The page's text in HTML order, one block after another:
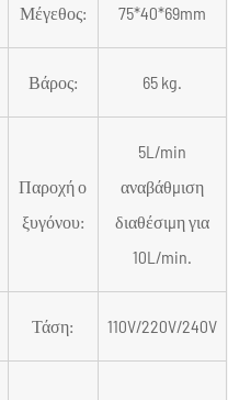
Μέγεθος: 75*40*69mm
Βάρος: 65 kg.
Παροχή ο
ξυγόνου:
5L/min
αναβάθμιση
διαθέσιμη για
10L/min.
Τάση: 110V/220V/240V